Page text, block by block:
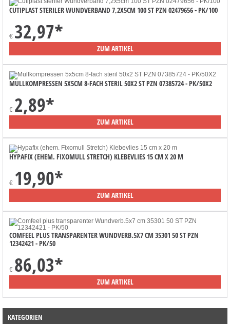
CUTIPLAST STERILER WUNDVERBAND 7,2X5CM 100 ST PZN 02479656 - PK/100
€ 32,97*
ZUM ARTIKEL
MULLKOMPRESSEN 5X5CM 8-FACH STERIL 50X2 ST PZN 07385724 - PK/50X2
€ 2,89*
ZUM ARTIKEL
HYPAFIX (EHEM. FIXOMULL STRETCH) KLEBEVLIES 15 CM X 20 M
€ 19,90*
ZUM ARTIKEL
COMFEEL PLUS TRANSPARENTER WUNDVERB.5X7 CM 35301 50 ST PZN
12342421 - PK/50
€ 86,03*
ZUM ARTIKEL
KATEGORIEN